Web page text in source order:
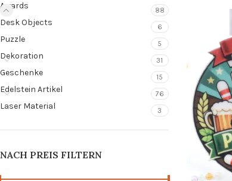
Awards 88
Desk Objects 6
Puzzle 5
Dekoration 31
Geschenke 15
Edelstein Artikel 76
Laser Material 3
NACH PREIS FILTERN